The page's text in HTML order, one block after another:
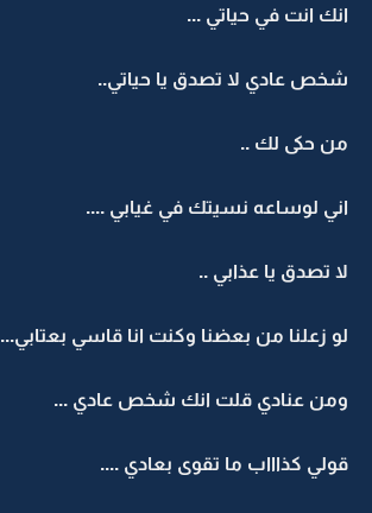
انك انت في حياتي ...
شخص عادي لا تصدق يا حياتي..
من حكى لك ..
اني لوساعه نسيتك في غيابي ....
لا تصدق يا عذابي ..
لو زعلنا من بعضنا وكنت انا قاسي بعتابي...
ومن عنادي قلت انك شخص عادي ...
قولي كذاااب ما تقوى بعادي ....